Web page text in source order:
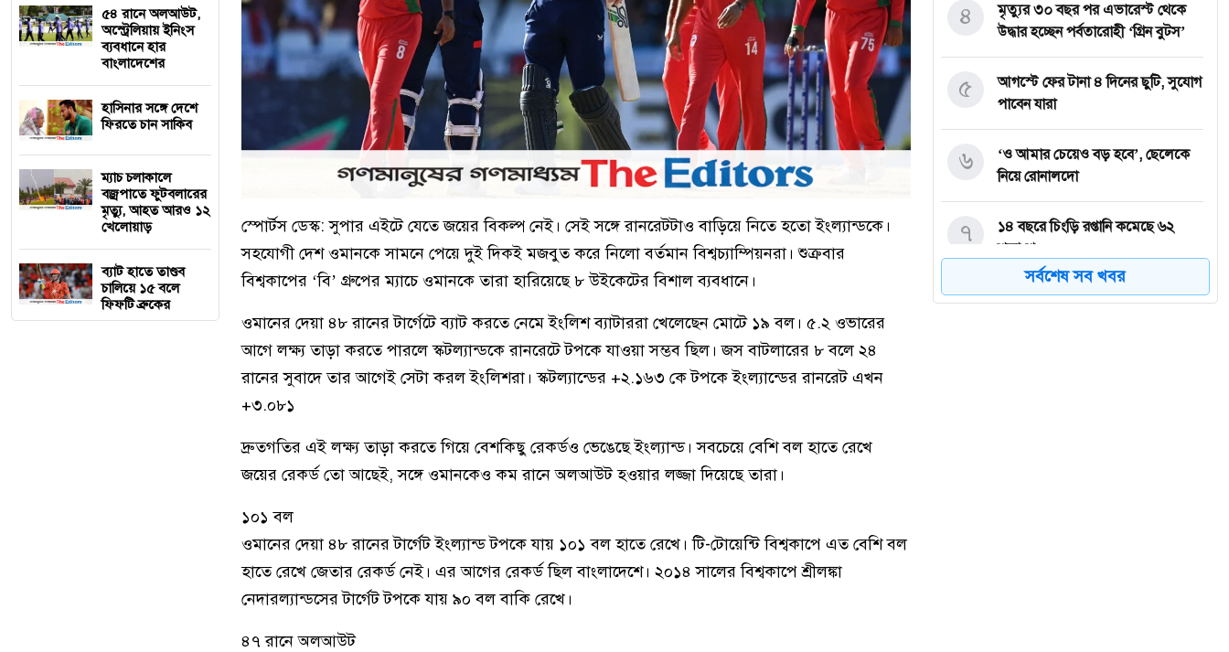
৫৪ রানে অলআউট,
অস্ট্রেলিয়ায় ইনিংস
ব্যবধানে হার
বাংলাদেশের
হাসিনার সঙ্গে দেশে
ফিরতে চান সাকিব
ম্যাচ চলাকালে
বজ্রপাতে ফুটবলারের
মৃত্যু, আহত আরও ১২
খেলোয়াড়
ব্যাট হাতে তাণ্ডব
চালিয়ে ১৫ বলে
ফিফটি ব্রুকের
স্পোর্টস ডেস্ক: সুপার এইটে যেতে জয়ের বিকল্প নেই। সেই সঙ্গে রানরেটটাও বাড়িয়ে নিতে হতো ইংল্যান্ডকে।
সহযোগী দেশ ওমানকে সামনে পেয়ে দুই দিকই মজবুত করে নিলো বর্তমান বিশ্বচ্যাম্পিয়নরা। শুক্রবার
বিশ্বকাপের ‘বি’ গ্রুপের ম্যাচে ওমানকে তারা হারিয়েছে ৮ উইকেটের বিশাল ব্যবধানে।
ওমানের দেয়া ৪৮ রানের টার্গেটে ব্যাট করতে নেমে ইংলিশ ব্যাটাররা খেলেছেন মোটে ১৯ বল। ৫.২ ওভারের
আগে লক্ষ্য তাড়া করতে পারলে স্কটল্যান্ডকে রানরেটে টপকে যাওয়া সম্ভব ছিল। জস বাটলারের ৮ বলে ২৪
রানের সুবাদে তার আগেই সেটা করল ইংলিশরা। স্কটল্যান্ডের +২.১৬৩ কে টপকে ইংল্যান্ডের রানরেট এখন
+৩.০৮১
দ্রুতগতির এই লক্ষ্য তাড়া করতে গিয়ে বেশকিছু রেকর্ডও ভেঙেছে ইংল্যান্ড। সবচেয়ে বেশি বল হাতে রেখে
জয়ের রেকর্ড তো আছেই, সঙ্গে ওমানকেও কম রানে অলআউট হওয়ার লজ্জা দিয়েছে তারা।
১০১ বল
ওমানের দেয়া ৪৮ রানের টার্গেট ইংল্যান্ড টপকে যায় ১০১ বল হাতে রেখে। টি-টোয়েন্টি বিশ্বকাপে এত বেশি বল
হাতে রেখে জেতার রেকর্ড নেই। এর আগের রেকর্ড ছিল বাংলাদেশে। ২০১৪ সালের বিশ্বকাপে শ্রীলঙ্কা
নেদারল্যান্ডসের টার্গেট টপকে যায় ৯০ বল বাকি রেখে।
৪৭ রানে অলআউট
মৃত্যুর ৩০ বছর পর এভারেস্ট থেকে
উদ্ধার হচ্ছেন পর্বতারোহী ‘গ্রিন বুটস’
৪
আগস্টে ফের টানা ৪ দিনের ছুটি, সুযোগ
পাবেন যারা
৫
‘ও আমার চেয়েও বড় হবে’, ছেলেকে
নিয়ে রোনালদো
৬
১৪ বছরে চিংড়ি রপ্তানি কমেছে ৬২
শতাংশ
৭
চিকিৎসক সমাবেশের উদ্বোধন করলেন
৮
সর্বশেষ সব খবর